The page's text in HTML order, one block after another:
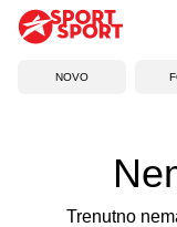
NOVO
Trenutno